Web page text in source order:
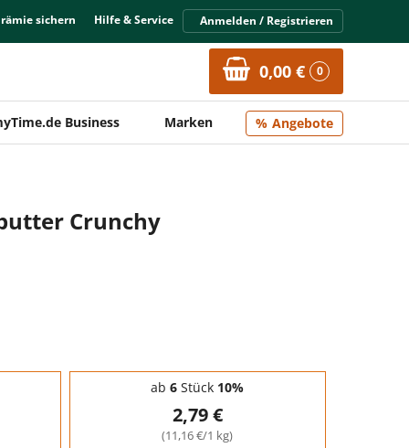
sichern Hilfe & Service Anmelden / Registrieren
0,00 € 0
Business Marken Angebote
Crunchy
ab 6 Stück 10%
2,79 €
(11,16 €/1 kg)